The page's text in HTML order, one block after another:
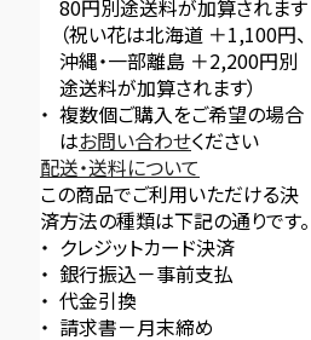
80円別途送料が加算されます
（祝い花は北海道 ＋1,100円、
沖縄・一部離島 ＋2,200円別
途送料が加算されます）
複数個ご購入をご希望の場合
はお問い合わせください
配送・送料について
この商品でご利用いただける決
済方法の種類は下記の通りです。
クレジットカード決済
銀行振込－事前支払
代金引換
請求書－月末締め